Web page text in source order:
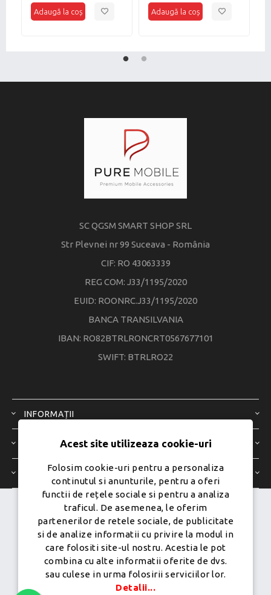
SC QGSM SMART SHOP SRL
Str Plevnei nr 99 Suceava - România
CIF: RO 43063339
REG COM: J33/1195/2020
EUID: ROONRC.J33/1195/2020
BANCA TRANSILVANIA
IBAN: RO82BTRLRONCRT0567677101
SWIFT: BTRLRO22
INFORMAȚII
SERVICIU CLIENȚI
CONTUL MEU
Dezvoltat de
Ecom Digital -
Powered bynopCommerce
Copyright © 2026 PureMobile.Toate drepturile rezervate.
Acest site utilizeaza cookie-uri
Folosim cookie-uri pentru a personaliza
continutul si anunturile, pentru a oferi
functii de rețele sociale si pentru a analiza
traficul. De asemenea, le oferim
partenerilor de retele sociale, de publicitate
si de analize informatii cu privire la modul in
care folositi site-ul nostru. Acestia le pot
combina cu alte informatii oferite de dvs.
sau culese in urma folosirii serviciilor lor.
Detalii...